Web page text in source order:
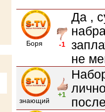
Боря -1
Да ,
не
знающий
+1